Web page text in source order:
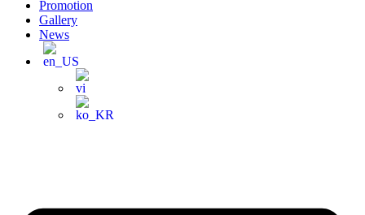
Promotion
Gallery
News